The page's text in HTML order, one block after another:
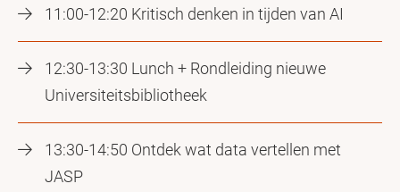
11:00-12:20 Kritisch denken in tijden van AI
12:30-13:30 Lunch + Rondleiding nieuwe
Universiteitsbibliotheek
13:30-14:50 Ontdek wat data vertellen met
JASP